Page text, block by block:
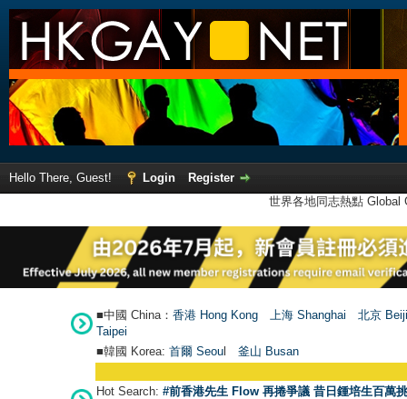
Hello There, Guest! Login
Register
世界各地同志熱點
■中國 China： 香港 Hong Kong 上海 Shanghai
北京
Taipei
■韓國 Korea: 首爾 Seoul 釜山 Busan
Hot Search: #前香港先生 Flow 再捲爭議 昔日鍾培生百萬